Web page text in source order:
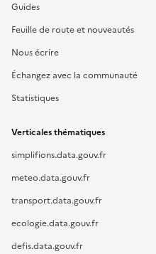
Guides
Feuille de route et nouveautés
Nous écrire
Échangez avec la communauté
Statistiques
Verticales thématiques
simplifions.data.gouv.fr
meteo.data.gouv.fr
transport.data.gouv.fr
ecologie.data.gouv.fr
defis.data.gouv.fr